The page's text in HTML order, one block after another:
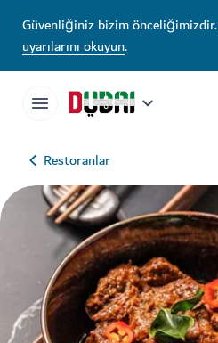
Güvenliğiniz bizim önceliğimizdir.
uyarılarını okuyun.
Restoranlar